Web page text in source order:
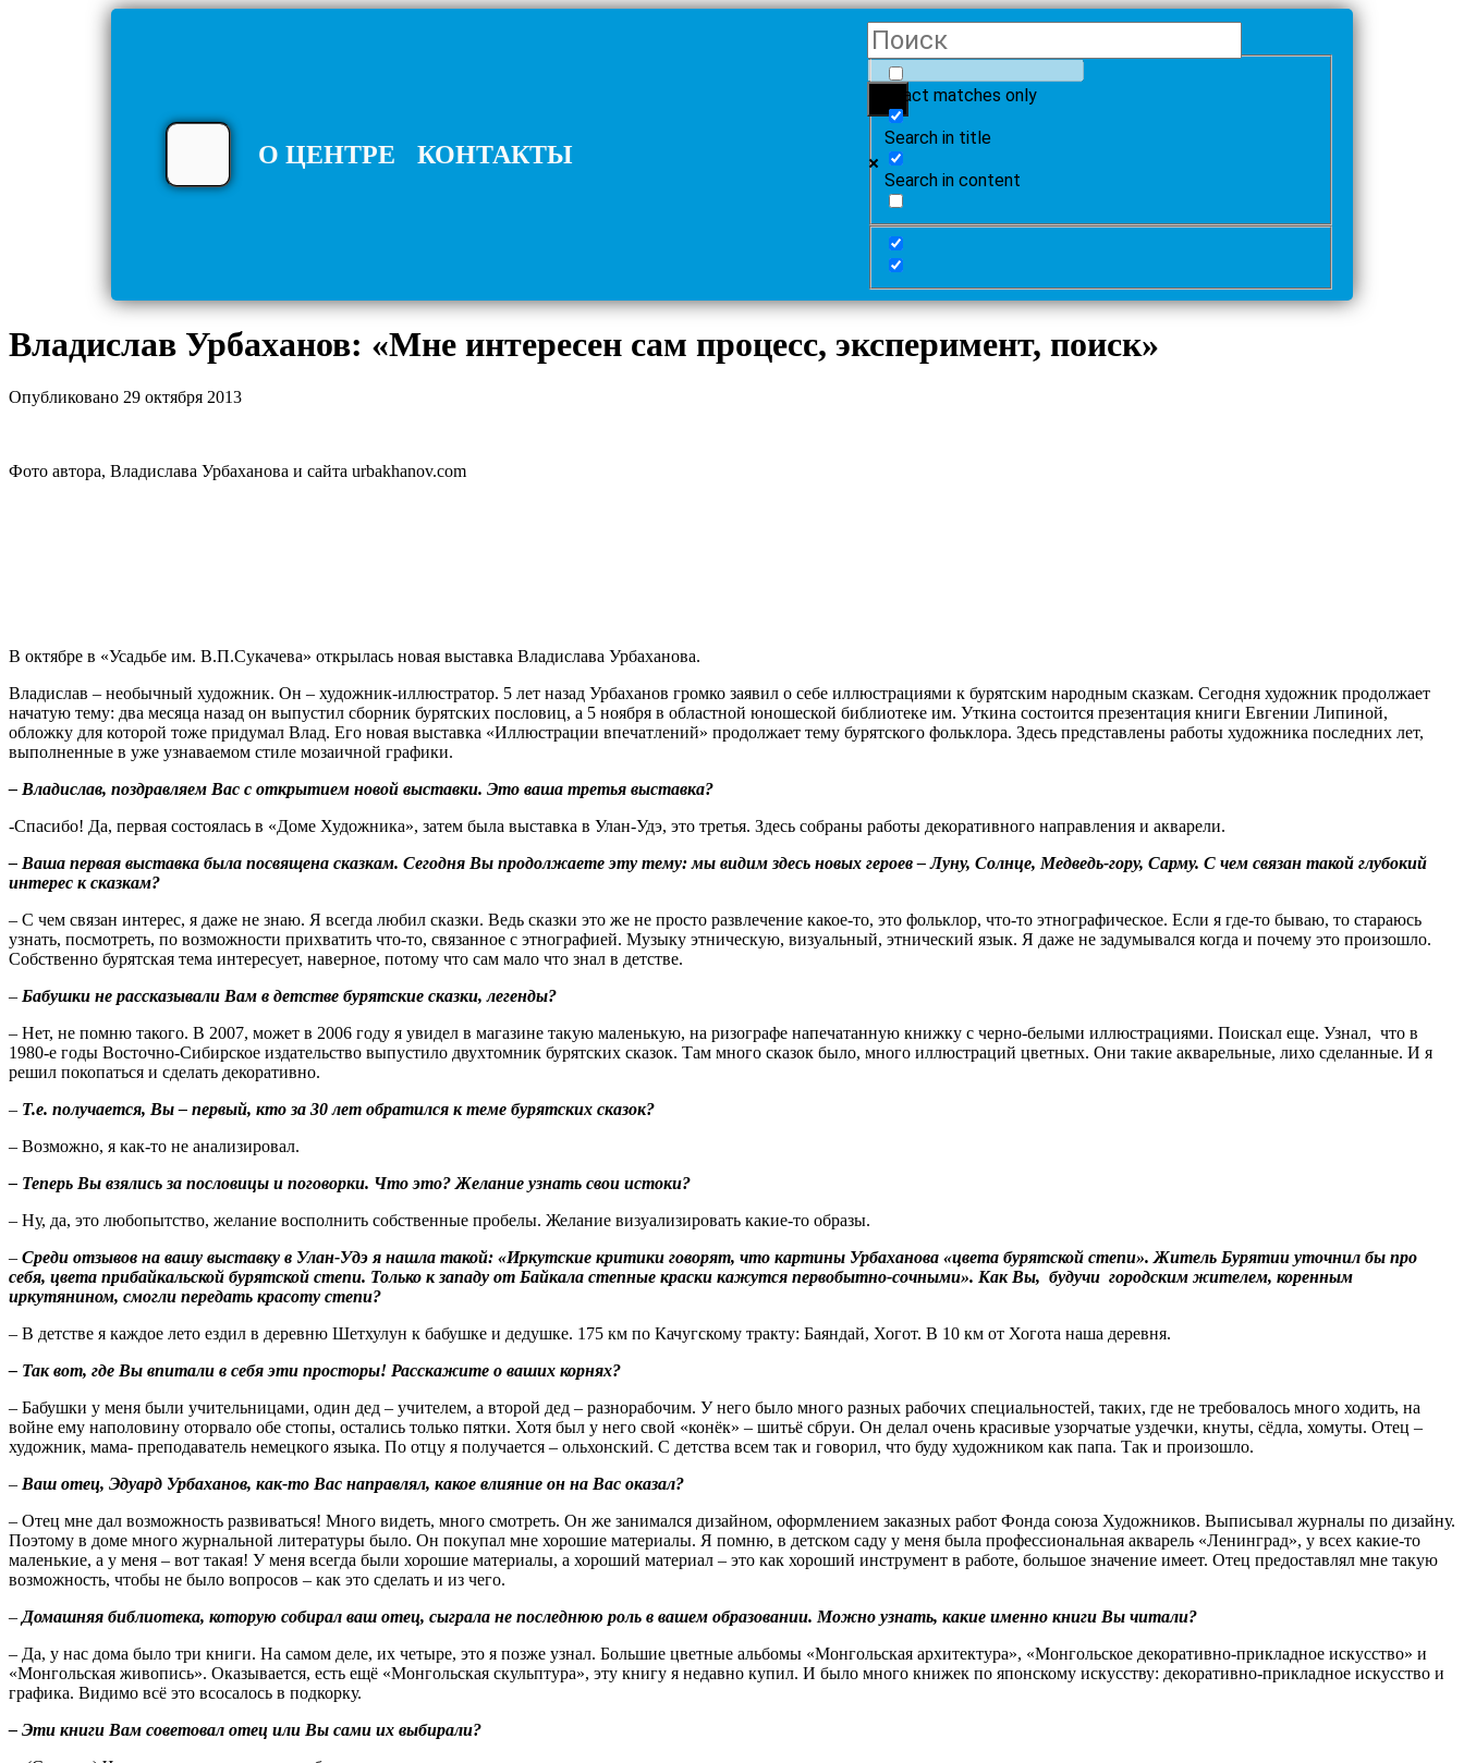
О ЦЕНТРЕ КОНТАКТЫ
Exact matches only
Search in title
Search in content
Владислав Урбаханов: «Мне интересен сам процесс, эксперимент, поиск»
Опубликовано 29 октября 2013
Фото автора, Владислава Урбаханова и сайта urbakhanov.com
В октябре в «Усадьбе им. В.П.Сукачева» открылась новая выставка Владислава Урбаханова.
Владислав – необычный художник. Он – художник-иллюстратор. 5 лет назад Урбаханов громко заявил о себе иллюстрациями к бурятским народным сказкам. Сегодня художник продолжает
начатую тему: два месяца назад он выпустил сборник бурятских пословиц, а 5 ноября в областной юношеской библиотеке им. Уткина состоится презентация книги Евгении Липиной,
обложку для которой тоже придумал Влад. Его новая выставка «Иллюстрации впечатлений» продолжает тему бурятского фольклора. Здесь представлены работы художника последних лет,
выполненные в уже узнаваемом стиле мозаичной графики.
– Владислав, поздравляем Вас с открытием новой выставки. Это ваша третья выставка?
-Спасибо! Да, первая состоялась в «Доме Художника», затем была выставка в Улан-Удэ, это третья. Здесь собраны работы декоративного направления и акварели.
– Ваша первая выставка была посвящена сказкам. Сегодня Вы продолжаете эту тему: мы видим здесь новых героев – Луну, Солнце, Медведь-гору, Сарму. С чем связан такой глубокий
интерес к сказкам?
– С чем связан интерес, я даже не знаю. Я всегда любил сказки. Ведь сказки это же не просто развлечение какое-то, это фольклор, что-то этнографическое. Если я где-то бываю, то стараюсь
узнать, посмотреть, по возможности прихватить что-то, связанное с этнографией. Музыку этническую, визуальный, этнический язык. Я даже не задумывался когда и почему это произошло.
Собственно бурятская тема интересует, наверное, потому что сам мало что знал в детстве.
– Бабушки не рассказывали Вам в детстве бурятские сказки, легенды?
– Нет, не помню такого. В 2007, может в 2006 году я увидел в магазине такую маленькую, на ризографе напечатанную книжку с черно-белыми иллюстрациями. Поискал еще. Узнал, что в
1980-е годы Восточно-Сибирское издательство выпустило двухтомник бурятских сказок. Там много сказок было, много иллюстраций цветных. Они такие акварельные, лихо сделанные. И я
решил покопаться и сделать декоративно.
– Т.е. получается, Вы – первый, кто за 30 лет обратился к теме бурятских сказок?
– Возможно, я как-то не анализировал.
– Теперь Вы взялись за пословицы и поговорки. Что это? Желание узнать свои истоки?
– Ну, да, это любопытство, желание восполнить собственные пробелы. Желание визуализировать какие-то образы.
– Среди отзывов на вашу выставку в Улан-Удэ я нашла такой: «Иркутские критики говорят, что картины Урбаханова «цвета бурятской степи». Житель Бурятии уточнил бы про
себя, цвета прибайкальской бурятской степи. Только к западу от Байкала степные краски кажутся первобытно-сочными». Как Вы, будучи городским жителем, коренным
иркутянином, смогли передать красоту степи?
– В детстве я каждое лето ездил в деревню Шетхулун к бабушке и дедушке. 175 км по Качугскому тракту: Баяндай, Хогот. В 10 км от Хогота наша деревня.
– Так вот, где Вы впитали в себя эти просторы! Расскажите о ваших корнях?
– Бабушки у меня были учительницами, один дед – учителем, а второй дед – разнорабочим. У него было много разных рабочих специальностей, таких, где не требовалось много ходить, на
войне ему наполовину оторвало обе стопы, остались только пятки. Хотя был у него свой «конёк» – шитьё сбруи. Он делал очень красивые узорчатые уздечки, кнуты, сёдла, хомуты. Отец –
художник, мама- преподаватель немецкого языка. По отцу я получается – ольхонский. С детства всем так и говорил, что буду художником как папа. Так и произошло.
– Ваш отец, Эдуард Урбаханов, как-то Вас направлял, какое влияние он на Вас оказал?
– Отец мне дал возможность развиваться! Много видеть, много смотреть. Он же занимался дизайном, оформлением заказных работ Фонда союза Художников. Выписывал журналы по дизайну.
Поэтому в доме много журнальной литературы было. Он покупал мне хорошие материалы. Я помню, в детском саду у меня была профессиональная акварель «Ленинград», у всех какие-то
маленькие, а у меня – вот такая! У меня всегда были хорошие материалы, а хороший материал – это как хороший инструмент в работе, большое значение имеет. Отец предоставлял мне такую
возможность, чтобы не было вопросов – как это сделать и из чего.
– Домашняя библиотека, которую собирал ваш отец, сыграла не последнюю роль в вашем образовании. Можно узнать, какие именно книги Вы читали?
– Да, у нас дома было три книги. На самом деле, их четыре, это я позже узнал. Большие цветные альбомы «Монгольская архитектура», «Монгольское декоративно-прикладное искусство» и
«Монгольская живопись». Оказывается, есть ещё «Монгольская скульптура», эту книгу я недавно купил. И было много книжек по японскому искусству: декоративно-прикладное искусство и
графика. Видимо всё это всосалось в подкорку.
– Эти книги Вам советовал отец или Вы сами их выбирали?